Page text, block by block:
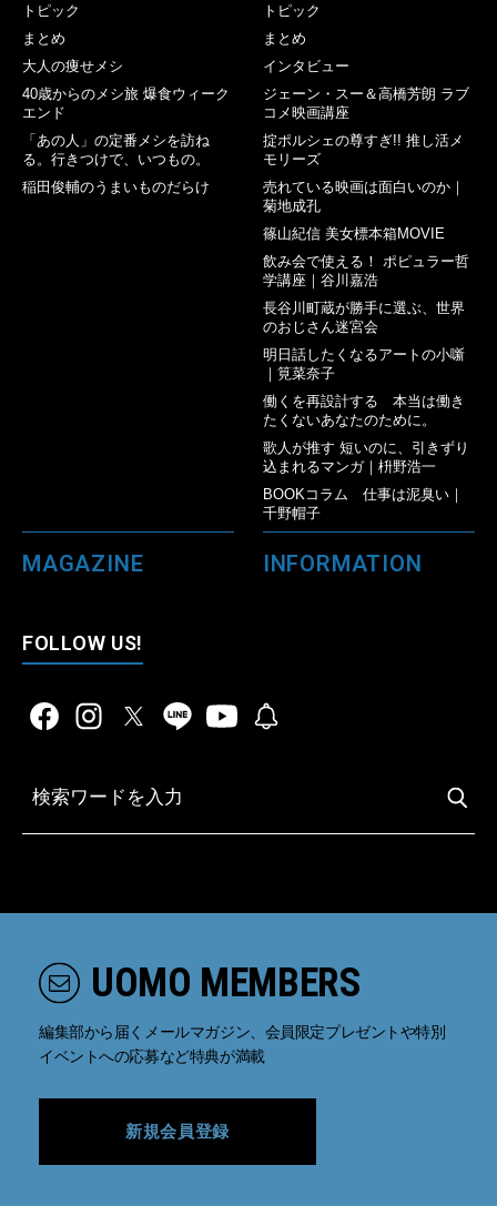
トピック
まとめ
大人の痩せメシ
40歳からのメシ旅 爆食ウィーク
エンド
「あの人」の定番メシを訪ね
る。行きつけで、いつもの。
稲田俊輔のうまいものだらけ
トピック
まとめ
インタビュー
ジェーン・スー＆高橋芳朗 ラブ
コメ映画講座
掟ポルシェの尊すぎ!! 推し活メ
モリーズ
売れている映画は面白いのか｜
菊地成孔
篠山紀信 美女標本箱MOVIE
飲み会で使える！ ポピュラー哲
学講座｜谷川嘉浩
長谷川町蔵が勝手に選ぶ、世界
のおじさん迷宮会
明日話したくなるアートの小噺
｜筧菜奈子
働くを再設計する 本当は働き
たくないあなたのために。
歌人が推す 短いのに、引きずり
込まれるマンガ｜枡野浩一
BOOKコラム 仕事は泥臭い｜
千野帽子
MAGAZINE INFORMATION
FOLLOW US!
UOMO MEMBERS
編集部から届くメールマガジン、会員限定プレゼントや特別
イベントへの応募など特典が満載
新規会員登録